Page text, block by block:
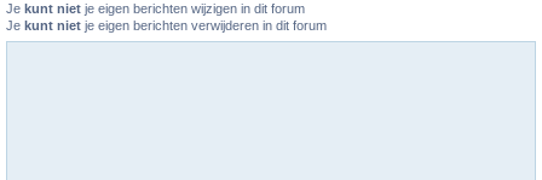
Je kunt niet je eigen berichten wijzigen in dit forum
Je kunt niet je eigen berichten verwijderen in dit forum